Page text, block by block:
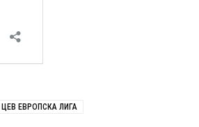
ЦЕВ ЕВРОПСКА ЛИГА